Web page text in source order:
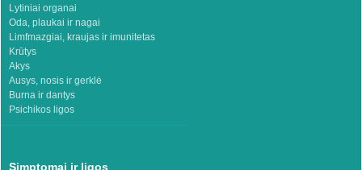
Lytiniai organai
Oda, plaukai ir nagai
Limfmazgiai, kraujas ir imunitetas
Krūtys
Akys
Ausys, nosis ir gerklė
Burna ir dantys
Psichikos ligos
Simptomai ir ligos